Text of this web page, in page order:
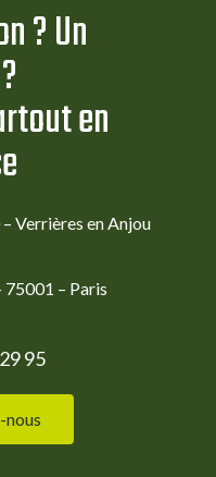
? Un
en
Verrières en Anjou
75001 – Paris
95